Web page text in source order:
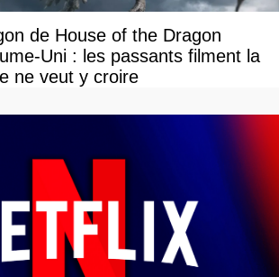
de House of the Dragon
Uni : les passants filment la
ne veut y croire